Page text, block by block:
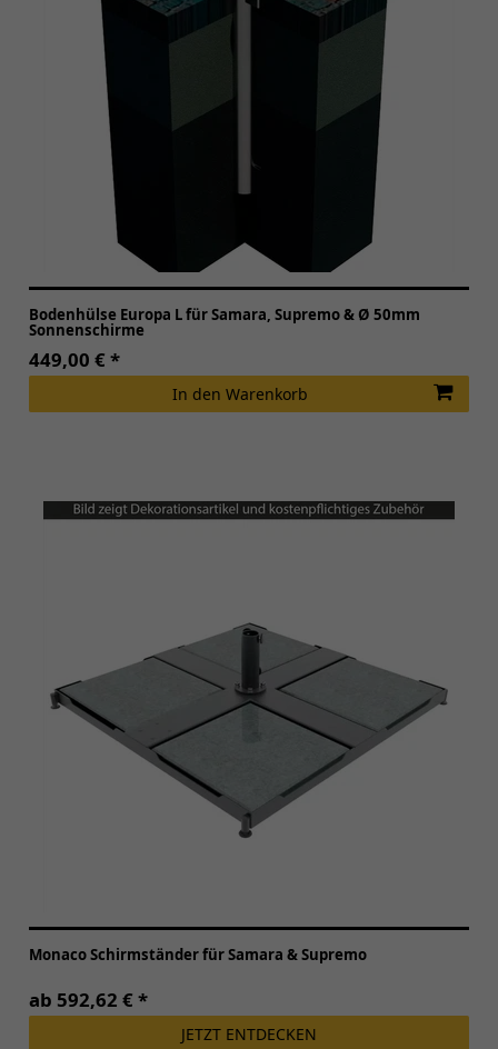
Bodenhülse Europa L für Samara, Supremo & Ø 50mm
Sonnenschirme
449,00 € *
In den Warenkorb
Monaco Schirmständer für Samara & Supremo
ab 592,62 € *
JETZT ENTDECKEN